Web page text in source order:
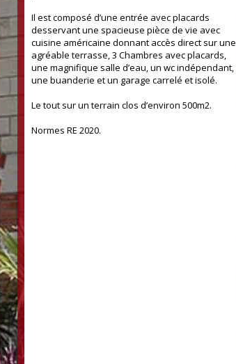
120 m²
133 m²
Il est composé d’une entrée avec placards
desservant une spacieuse pièce de vie avec
cuisine américaine donnant accès direct sur une
agréable terrasse, 3 Chambres avec placards,
une magnifique salle d’eau, un wc indépendant,
une buanderie et un garage carrelé et isolé.
Le tout sur un terrain clos d’environ 500m2.
Normes RE 2020.